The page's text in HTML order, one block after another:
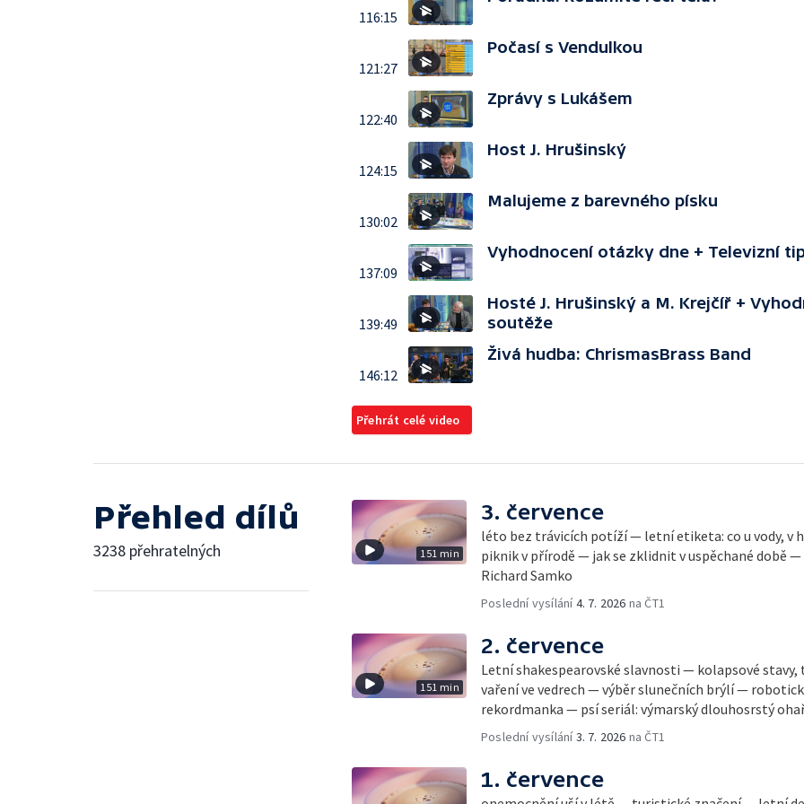
116:15
121:27
Počasí s Vendulkou
122:40
Zprávy s Lukášem
124:15
Host J. Hrušinský
130:02
Malujeme z barevného písku
137:09
Vyhodnocení otázky dne + Televizní
139:49
Hosté J. Hrušinský a M. Krejčíř +
soutěže
146:12
Živá hudba: ChrismasBrass Band
Přehrát celé video
Přehled dílů
3238 přehratelných 151 min
3. července
léto bez trávicích potíží — letní etiketa: co u vody, v
piknik v přírodě — jak se zklidnit v uspěchané době
Richard Samko
Poslední vysílání4. 7. 2026 na ČT1
151 min
2. července
Letní shakespearovské slavnosti — kolapsové
vaření ve vedrech — výběr slunečních brýlí —
rekordmanka — psí seriál: výmarský dlouhosrstý
Poslední vysílání3. 7. 2026 na ČT1
1. července